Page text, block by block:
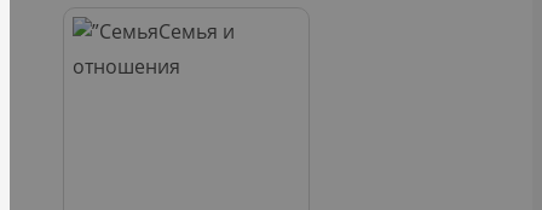
Семья и
отношения